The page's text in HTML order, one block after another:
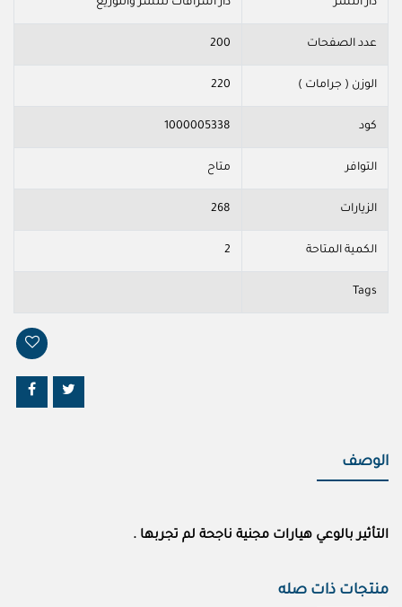
دار النشر دار اشراقات للنشر والتوزيع
عدد الصفحات 200
الوزن ( جرامات ) 220
كود 1000005338
التوافر متاح
الزيارات 268
الكمية المتاحة 2
Tags
الوصف
التأثير بالوعي هيارات مجنية ناجحة لم تجربها .
منتجات ذات صله